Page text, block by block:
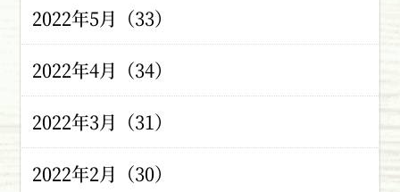
2022年5月（33）
2022年4月（34）
2022年3月（31）
2022年2月（30）